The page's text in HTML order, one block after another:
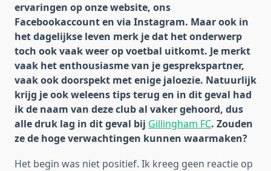
ervaringen op onze website, ons
Facebookaccount en via Instagram. Maar ook in
het dagelijkse leven merk je dat het onderwerp
toch ook vaak weer op voetbal uitkomt. Je merkt
vaak het enthousiasme van je gesprekspartner,
vaak ook doorspekt met enige jaloezie. Natuurlijk
krijg je ook weleens tips terug en in dit geval had
ik de naam van deze club al vaker gehoord, dus
alle druk lag in dit geval bij Gillingham FC. Zouden
ze de hoge verwachtingen kunnen waarmaken?
Het begin was niet positief. Ik kreeg geen reactie op